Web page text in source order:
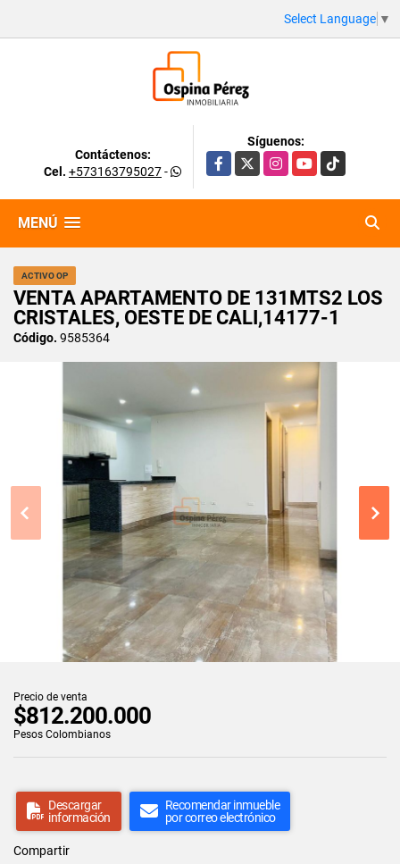
Select Language ▼
Contáctenos:
Cel. +573163795027-
Síguenos:
Facebook
X InstagramYouTubeTikTok
MENÚ
ACTIVO OP
VENTA APARTAMENTO DE 131MTS2 LOS
CRISTALES, OESTE DE CALI,14177-1
Código. 9585364
Precio de venta
$812.200.000
Pesos Colombianos
Descargar
información
Recomendar inmueble
por correo electrónico
Compartir